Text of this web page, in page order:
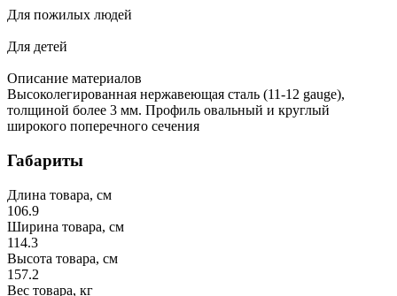
Для пожилых людей
Для детей
Описание материалов
Высоколегированная нержавеющая сталь (11-12 gauge),
толщиной более 3 мм. Профиль овальный и круглый
широкого поперечного сечения
Габариты
Длина товара, см
106.9
Ширина товара, см
114.3
Высота товара, см
157.2
Вес товара, кг